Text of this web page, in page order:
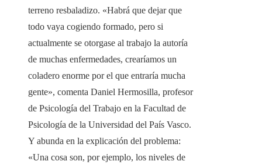
terreno resbaladizo. «Habrá que dejar que
todo vaya cogiendo formado, pero si
actualmente se otorgase al trabajo la autoría
de muchas enfermedades, crearíamos un
coladero enorme por el que entraría mucha
gente», comenta Daniel Hermosilla, profesor
de Psicología del Trabajo en la Facultad de
Psicología de la Universidad del País Vasco.
Y abunda en la explicación del problema:
«Una cosa son, por ejemplo, los niveles de